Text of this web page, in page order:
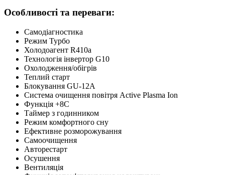
Особливості та переваги:
Самодіагностика
Режим Турбо
Холодоагент R410а
Технологія інвертор G10
Охолодження/обігрів
Теплий старт
Блокування GU-12A
Система очищення повітря Active Plasma Ion
Функція +8С
Таймер з годинником
Режим комфортного сну
Ефективне розморожування
Самоочищення
Авторестарт
Осушення
Вентиляція